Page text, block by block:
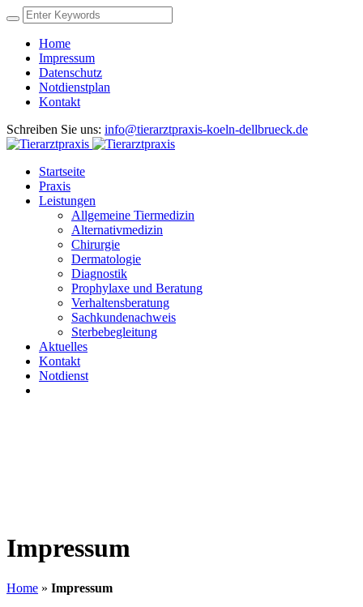
Home
Impressum
Datenschutz
Notdienstplan
Kontakt
Schreiben Sie uns: info@tierarztpraxis-koeln-dellbrueck.de
Startseite
Praxis
Leistungen
Allgemeine Tiermedizin
Alternativmedizin
Chirurgie
Dermatologie
Diagnostik
Prophylaxe und Beratung
Verhaltensberatung
Sachkundenachweis
Sterbebegleitung
Aktuelles
Kontakt
Notdienst
Impressum
Home » Impressum